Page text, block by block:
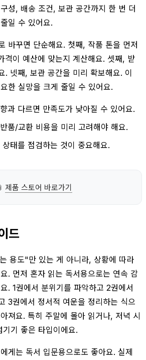
성, 배송 조건, 보관 공간까지 한 번 더
일 수 있어요.
바꾸면 단순해요. 첫째, 작품 톤을 먼저
격이 예산에 맞는지 계산해요. 셋째, 받
. 넷째, 보관 공간을 미리 확보해요. 이
한 실망을 크게 줄일 수 있어요.
과 다르면 만족도가 낮아질 수 있어요.
품/교환 비용을 미리 고려해야 해요.
태를 점검하는 것이 중요해요.
제품 스토어 바로가기
드
용도"만 있는 게 아니라, 상황에 따라
. 먼저 혼자 읽는 독서용으로는 연속 감
. 1권에서 분위기를 파악하고 2권에서
3권에서 정서적 여운을 정리하는 식으
져요. 특히 주말에 몰아 읽거나, 저녁 시
기 좋은 타입이에요.
게는 독서 입문용으로도 좋아요. 실제